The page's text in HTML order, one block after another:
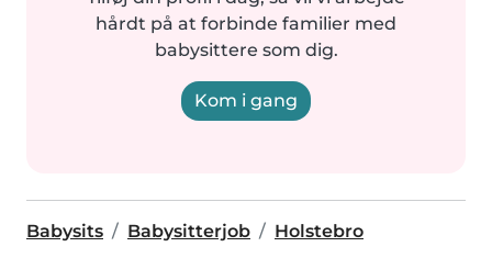
hårdt på at forbinde familier med
babysittere som dig.
Kom i gang
Babysits Babysitterjob Holstebro